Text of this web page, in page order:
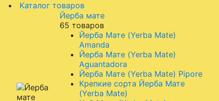
Каталог товаров
Йерба мате
65 товаров
Йерба Мате (Yerba Mate)
Amanda
Йерба Мате (Yerba Mate)
Aguantadora
Йерба Мате (Yerba Mate) Pipore
Крепкие сорта Йерба Мате
(Yerba Mate)